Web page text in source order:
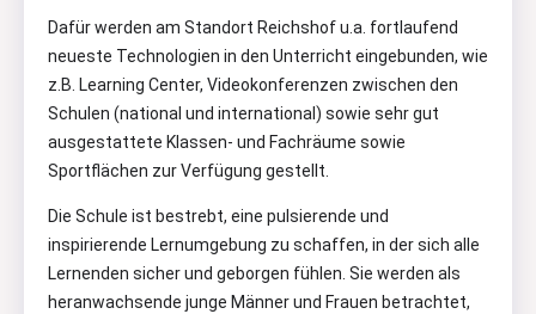
Dafür werden am Standort Reichshof u.a. fortlaufend
neueste Technologien in den Unterricht eingebunden, wie
z.B. Learning Center, Videokonferenzen zwischen den
Schulen (national und international) sowie sehr gut
ausgestattete Klassen- und Fachräume sowie
Sportflächen zur Verfügung gestellt.
Die Schule ist bestrebt, eine pulsierende und
inspirierende Lernumgebung zu schaffen, in der sich alle
Lernenden sicher und geborgen fühlen. Sie werden als
heranwachsende junge Männer und Frauen betrachtet,